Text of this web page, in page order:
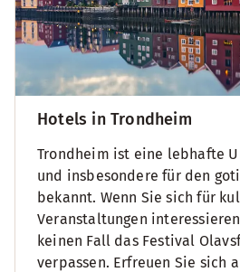
Hotels in Trondheim
Trondheim ist eine lebhafte
und insbesondere für den
bekannt. Wenn Sie sich für
Veranstaltungen
keinen Fall das Festival
verpassen. Erfreuen Sie sich